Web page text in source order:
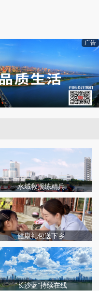
广告
水域救援练精兵
健康礼包送下乡
“长沙蓝”持续在线